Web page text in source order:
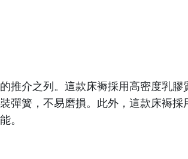
推介之列。這款床褥採用高密度乳膠
彈簧，不易磨損。此外，這款床褥採
。